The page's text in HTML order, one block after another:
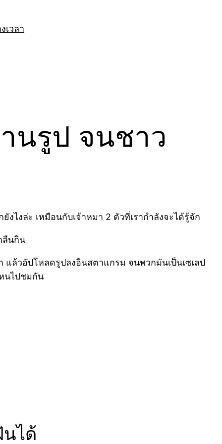
เวลา
นรูป จนชาว
งล่ะ เหมือนกับเจ้าหมา 2 ตัวที่เรากำลังจะได้รู้จัก
ลืนกิน
ล้วอัปโหลดรูปลงอินสตาแกรม จนพวกมันเป็นเซเลป
นไปชมกัน
ได้